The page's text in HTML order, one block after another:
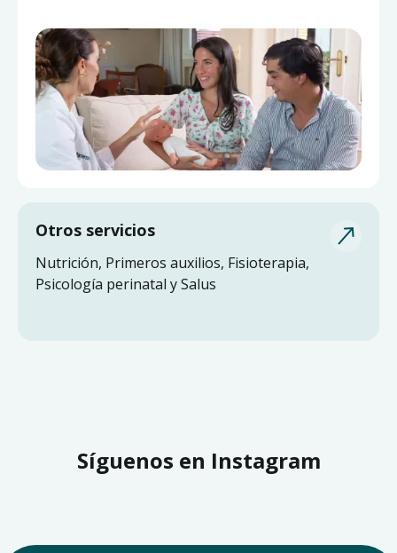
Otros servicios
Nutrición, Primeros auxilios, Fisioterapia,
Psicología perinatal y Salus
Síguenos en Instagram